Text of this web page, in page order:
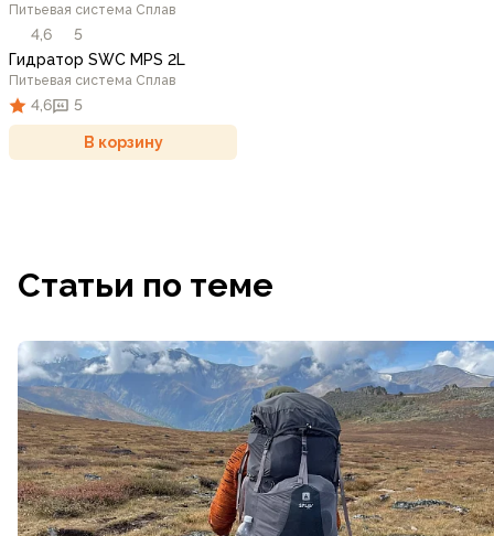
Питьевая система Сплав
4,6
5
Гидратор SWC MPS 2L
Питьевая система Сплав
4,6 5
В корзину
Статьи по теме